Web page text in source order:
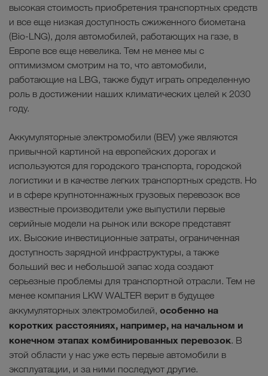
высокая стоимость приобретения транспортных средств
и все еще низкая доступность сжиженного биометана
(Bio-LNG), доля автомобилей, работающих на газе, в
Европе все еще невелика. Тем не менее мы с
оптимизмом смотрим на то, что автомобили,
работающие на LBG, также будут играть определенную
роль в достижении наших климатических целей к 2030
году.
Аккумуляторные электромобили (BEV) уже являются
привычной картиной на европейских дорогах и
используются для городского транспорта, городской
логистики и в качестве легких транспортных средств. Но
и в сфере крупнотоннажных грузовых перевозок все
известные производители уже выпустили первые
серийные модели на рынок или вскоре представят
их. Высокие инвестиционные затраты, ограниченная
доступность зарядной инфраструктуры, а также
больший вес и небольшой запас хода создают
серьезные проблемы для транспортной отрасли. Тем не
менее компания LKW WALTER верит в будущее
аккумуляторных электромобилей, особенно на
коротких расстояниях, например, на начальном и
конечном этапах комбинированных перевозок. В
этой области у нас уже есть первые автомобили в
эксплуатации, и за ними последуют другие.